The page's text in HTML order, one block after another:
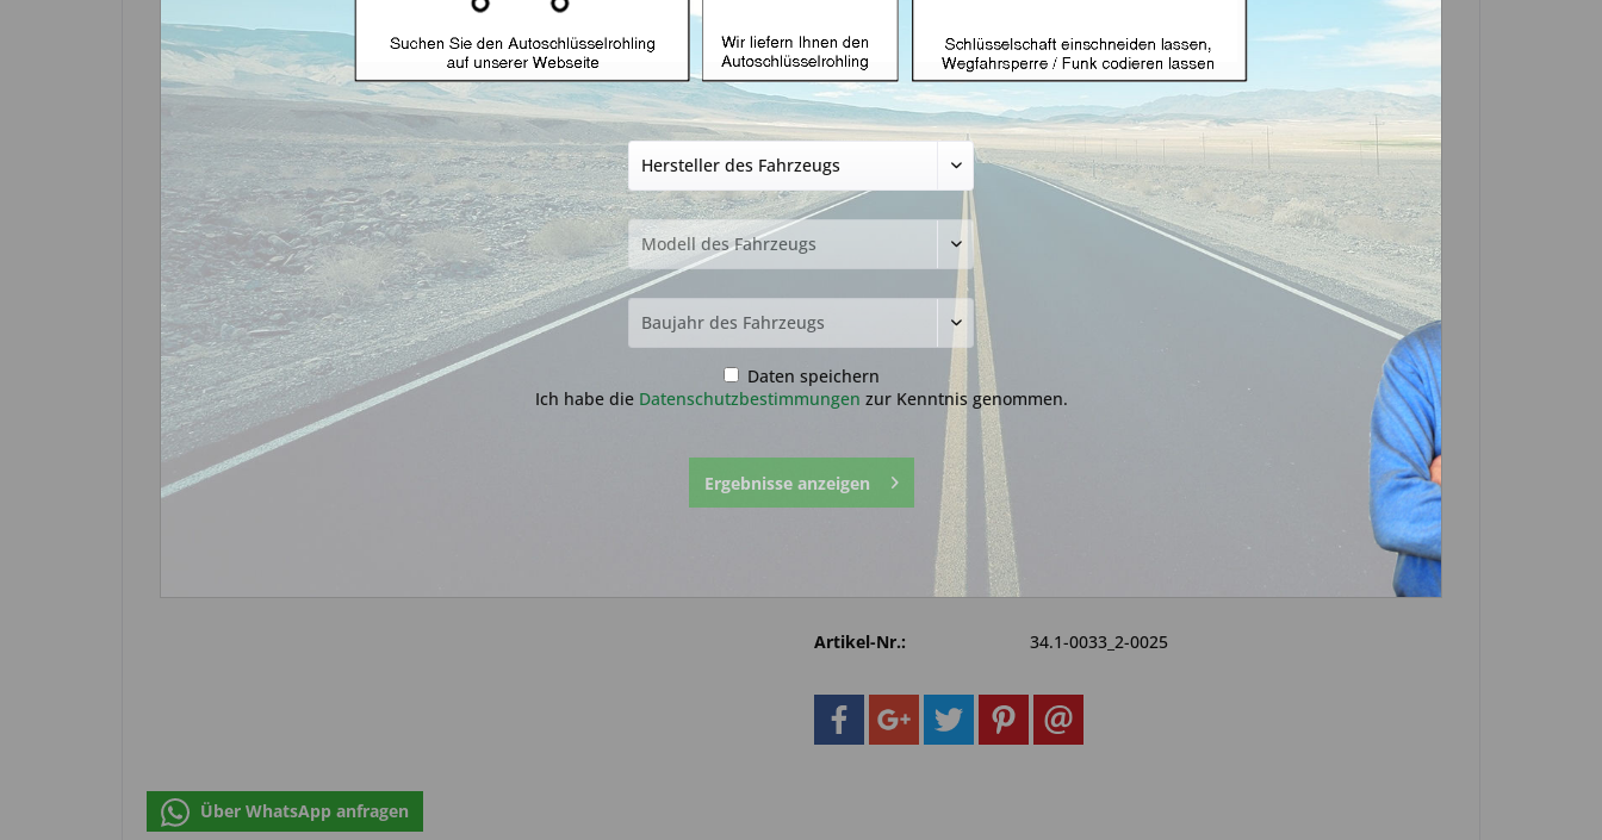
Dodge mit ID61 und CY24 (Aftermarket
Produkt)
34,99 € *
inkl. MwSt. zzgl. Versandkosten
Lieferzeit ca. 1-3 Werktage
NEU: Kompletten Autoschlüssel in einer Partner-Filiale deiner Nähe
nachmachen lassen:
Der genaue Ablauf befindet sich in der Beschreibung. Scrolle einfach
runter.
Fragen zum Artikel?
Artikel-Nr.: 34.1-0033_2-0025
Über WhatsApp anfragen
Daten speichern
Ich habe die Datenschutzbestimmungen zur Kenntnis genommen.
Ergebnisse anzeigen